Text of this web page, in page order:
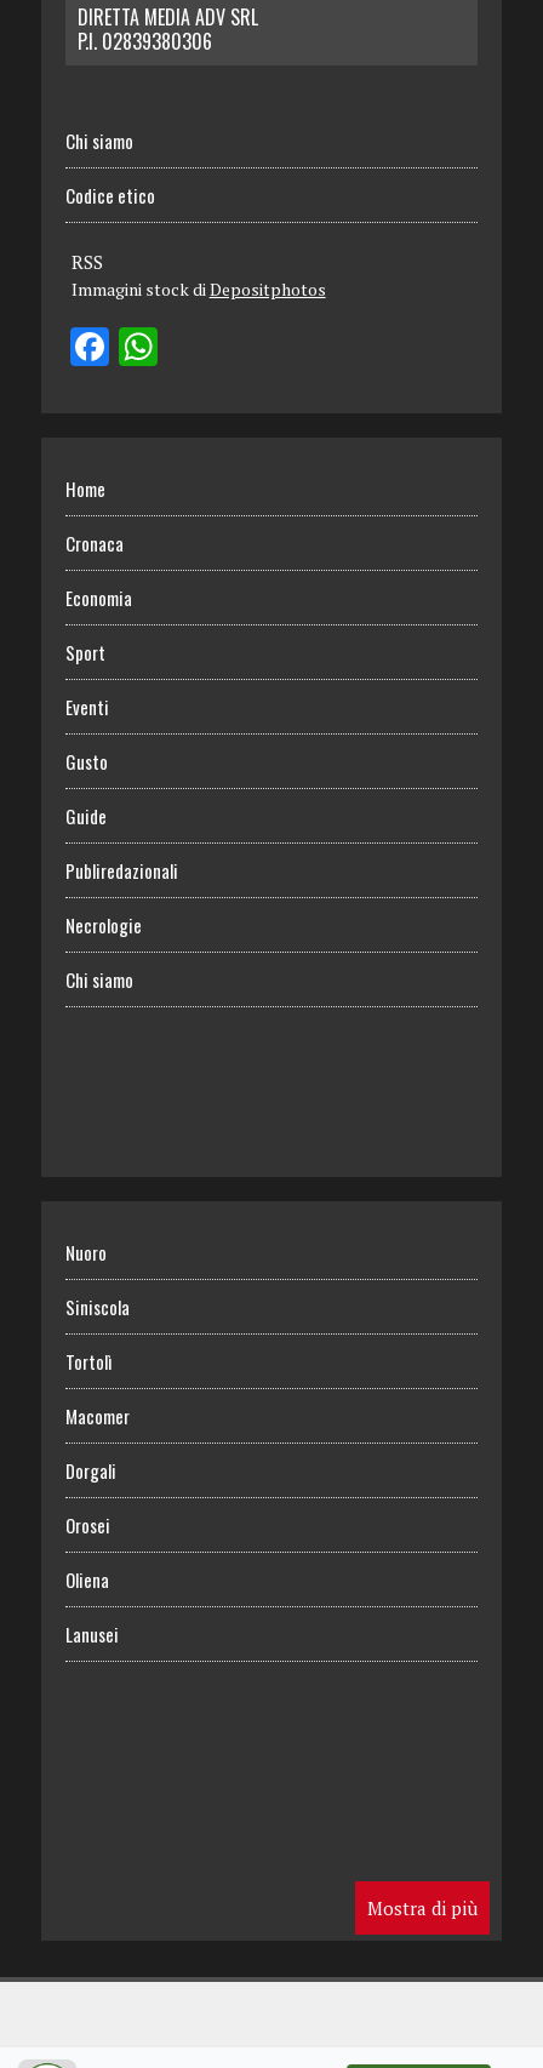
DIRETTA MEDIA ADV SRL
P.I. 02839380306
Chi siamo
Codice etico
RSS
Immagini stock diDepositphotos
Home
Cronaca
Economia
Sport
Eventi
Gusto
Guide
Publiredazionali
Necrologie
Chi siamo
Nuoro
Siniscola
Tortolì
Macomer
Dorgali
Orosei
Oliena
Lanusei
Mostra di più